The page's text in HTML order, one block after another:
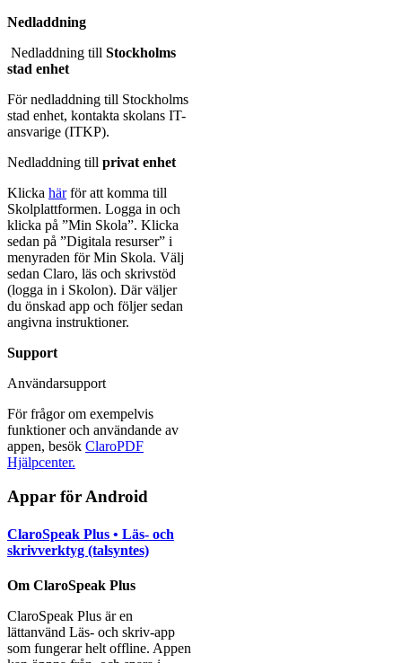
Nedladdning
Nedladdning till Stockholms
stad enhet
För nedladdning till Stockholms
stad enhet, kontakta skolans IT-
ansvarige (ITKP).
Nedladdning till privat enhet
Klicka härför att komma till
Skolplattformen. Logga in och
klicka på ”Min Skola”. Klicka
sedan på ”Digitala resurser” i
menyraden för Min Skola. Välj
sedan Claro, läs och skrivstöd
(logga in i Skolon). Där väljer
du önskad app och följer sedan
angivna instruktioner.
Support
Användarsupport
För frågor om exempelvis
funktioner och användande av
appen, besök ClaroPDF
Hjälpcenter.
Appar för Android
ClaroSpeak Plus • Läs- och
skrivverktyg (talsyntes)
Om ClaroSpeak Plus
ClaroSpeak Plus är en
lättanvänd Läs- och skriv-app
som fungerar helt offline. Appen